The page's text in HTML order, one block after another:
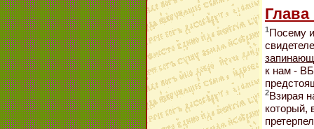
Глава
1Посему
к нам -
2Взирая
который,